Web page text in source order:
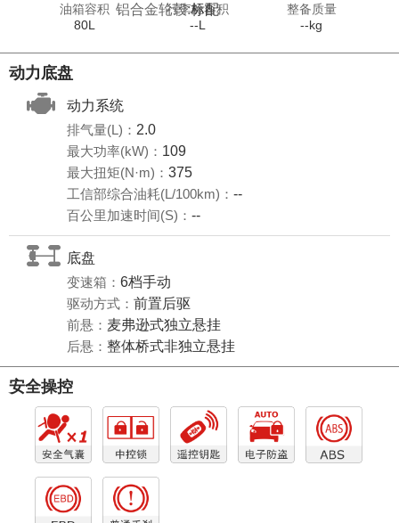
铝合金轮毂:标配
油箱容积
80L
行李舱容积
--L
整备质量
--kg
动力底盘
动力系统
排气量(L)： 2.0
最大功率(kW)： 109
最大扭矩(N·m)： 375
工信部综合油耗(L/100km)： --
百公里加速时间(S)： --
底盘
变速箱： 6档手动
驱动方式： 前置后驱
前悬： 麦弗逊式独立悬挂
后悬： 整体桥式非独立悬挂
安全操控